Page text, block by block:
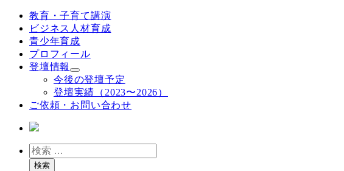
教育・子育て講演
ビジネス人材育成
青少年育成
プロフィール
登壇情報
今後の登壇予定
登壇実績（2023〜2026）
ご依頼・お問い合わせ
検
索検索